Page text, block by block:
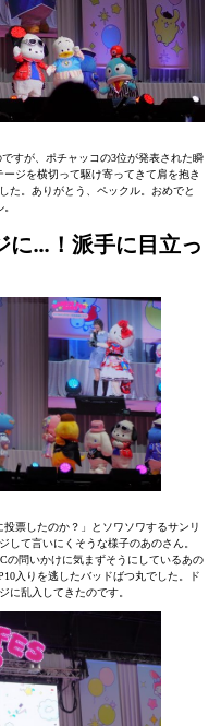
すが、ポチャッコの3位が発表された瞬
ジを横切って駆け寄ってきて肩を抱き
た。ありがとう、ペックル。おめでと
に…！派手に目立っ
票したのか？」とソワソワするサンリ
して言いにくそうな様子のあのさん。
の問いかけに気まずそうにしているあの
入りを逃したバッドばつ丸でした。ド
に乱入してきたのです。